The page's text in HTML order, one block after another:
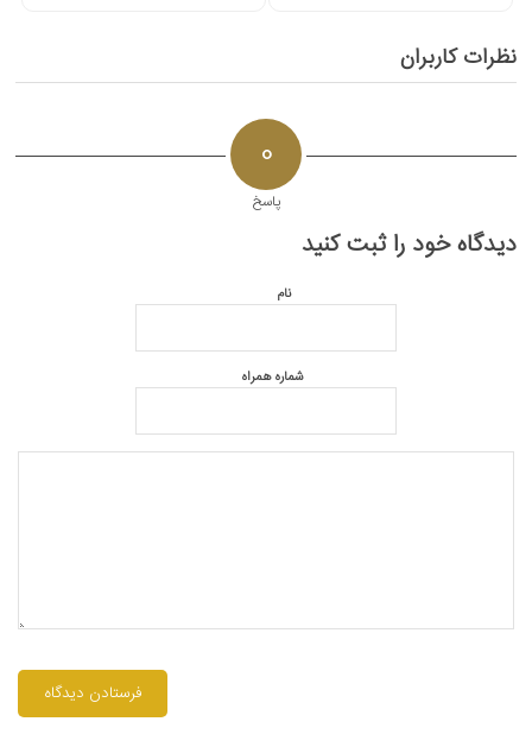
نظرات کاربران
0
پاسخ
دیدگاه خود را ثبت کنید
نام
شماره همراه